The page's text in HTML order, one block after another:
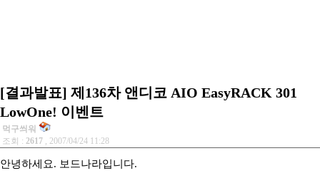
[결과발표] 제136차 앤디코 AIO EasyRACK 301
LowOne! 이벤트
먹구씌워
조회 : 2617 , 2007/04/24 11:28
안녕하세요. 보드나라입니다.